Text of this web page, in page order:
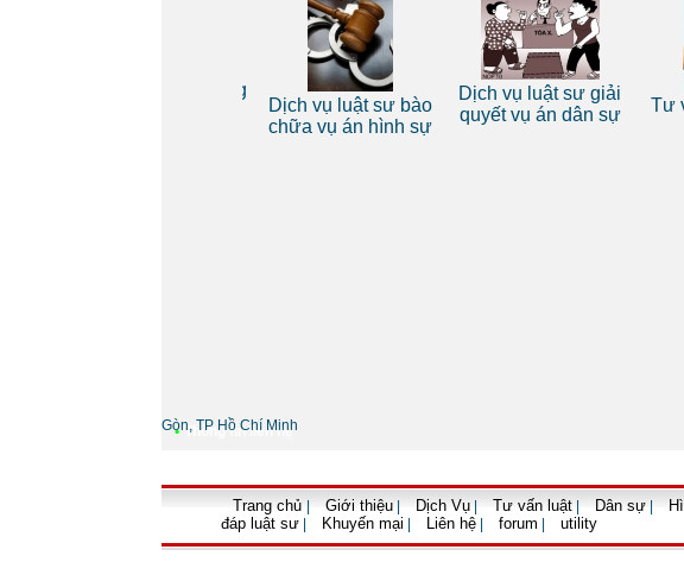
Dịch vụ luật sư bào
chữa vụ án hình sự
Dịch vụ luật sư giải
quyết vụ án dân sự
Tư
• Thông tin liên hệ
Gòn, TP Hồ Chí Minh
Trang chủ Giới thiệu Dịch Vụ Tư vấn luật Dân sự
đáp luật sư
Khuyến mại Liên hệ forum utility